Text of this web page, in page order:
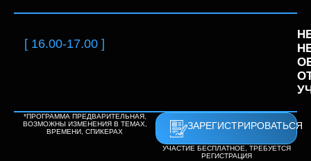
[ 16.00-17.00 ]
*ПРОГРАММА ПРЕДВАРИТЕЛЬНАЯ,
ВОЗМОЖНЫ ИЗМЕНЕНИЯ В ТЕМАХ,
ВРЕМЕНИ, СПИКЕРАХ
ЗАРЕГИСТРИРОВАТЬСЯ
УЧАСТИЕ БЕСПЛАТНОЕ, ТРЕБУЕТСЯ
РЕГИСТРАЦИЯ